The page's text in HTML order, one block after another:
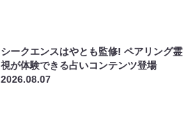
シークエンスはやとも監修! ペアリング霊
視が体験できる占いコンテンツ登場
2026.08.07